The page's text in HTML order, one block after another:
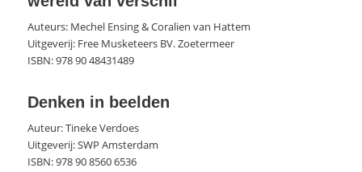
Auteurs: Mechel Ensing & Coralien van Hattem
Uitgeverij: Free Musketeers BV. Zoetermeer
ISBN: 978 90 48431489
Denken in beelden
Auteur: Tineke Verdoes
Uitgeverij: SWP Amsterdam
ISBN: 978 90 8560 6536